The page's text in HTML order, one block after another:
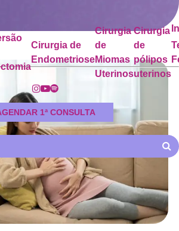
Cirurgia de
Endometriose
Cirurgia
de
Miomas
Uterinos
Cirurgia
de
pólipos
uterinos
1ª CONSULTA